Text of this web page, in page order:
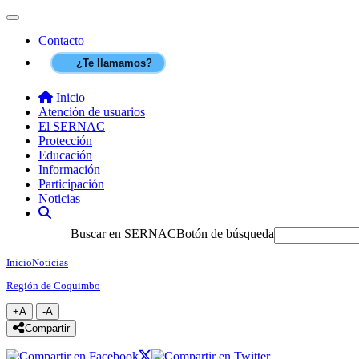
Contenido principal
Toggle navigation
Contacto
¿Te llamamos?
Inicio
Atención de usuarios
El SERNAC
Protección
Educación
Información
Participación
Noticias
Buscar en SERNACBotón de búsqueda
InicioNoticias
Región de Coquimbo
+A
Agrandar texto
-A
Achicar texto
icono compartir
Compartir